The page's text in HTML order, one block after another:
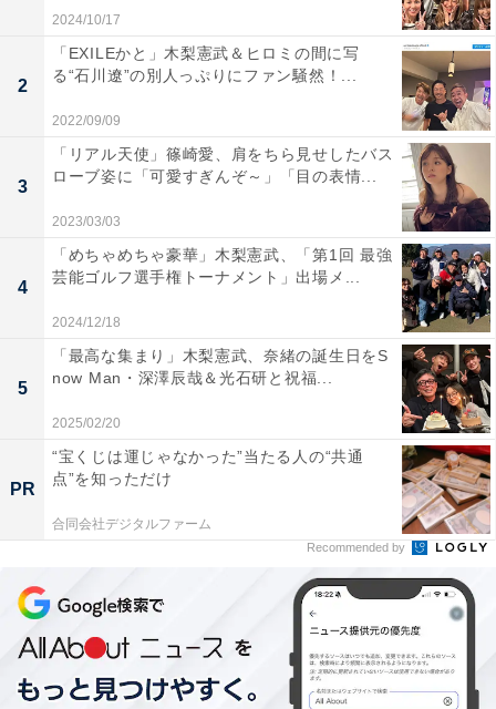
2024/10/17
2
「EXILEかと」木梨憲武＆ヒロミの間に写
る“石川遼”の別人っぷりにファン騒然！...
2022/09/09
3
「リアル天使」篠崎愛、肩をちら見せしたバス
ローブ姿に「可愛すぎんぞ～」「目の表情...
2023/03/03
4
「めちゃめちゃ豪華」木梨憲武、「第1回 最強
芸能ゴルフ選手権トーナメント」出場メ...
2024/12/18
5
「最高な集まり」木梨憲武、奈緒の誕生日をS
now Man・深澤辰哉＆光石研と祝福...
2025/02/20
PR
“宝くじは運じゃなかった”当たる人の“共通
点”を知っただけ
合同会社デジタルファーム
Recommended by